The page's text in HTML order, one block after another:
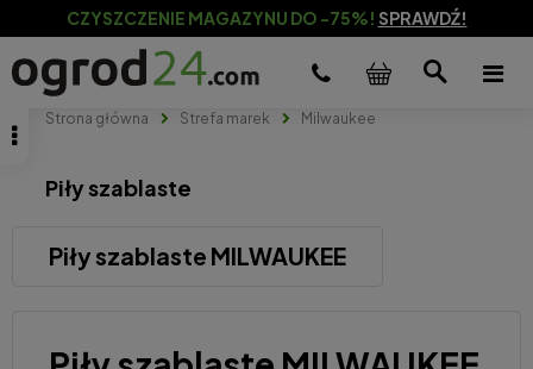
CZYSZCZENIE MAGAZYNU DO -75%! SPRAWDŹ!
Strona główna Strefa marek Milwaukee
Piły szablaste
Piły szablaste MILWAUKEE